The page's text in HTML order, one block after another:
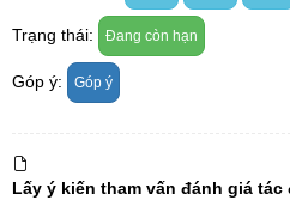
Trạng thái: Đang còn hạn
Góp ý: Góp ý
Lấy ý kiến tham vấn đánh giá